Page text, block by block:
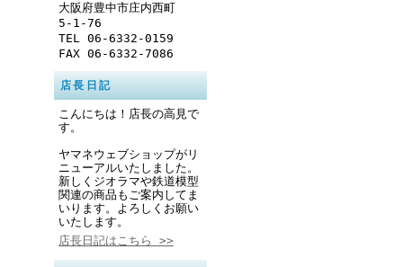
大阪府豊中市庄内西町
5-1-76
TEL 06-6332-0159
FAX 06-6332-7086
店長日記
こんにちは！店長の高見で
す。
ヤマネウェブショップがリ
ニューアルいたしました。
新しくジオラマや鉄道模型
関連の商品もご案内してま
いります。よろしくお願い
いたします。
店長日記はこちら >>